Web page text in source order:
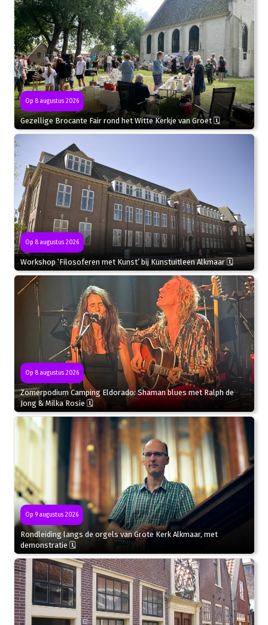
Op 8 augustus 2026
Gezellige Brocante Fair rond het Witte Kerkje van Groet 🗓
Op 8 augustus 2026
Workshop ‘Filosoferen met Kunst’ bij Kunstuitleen Alkmaar 🗓
Op 8 augustus 2026
Zomerpodium Camping Eldorado: Shaman blues met Ralph de
Jong & Milka Rosie 🗓
Op 9 augustus 2026
Rondleiding langs de orgels van Grote Kerk Alkmaar, met
demonstratie 🗓